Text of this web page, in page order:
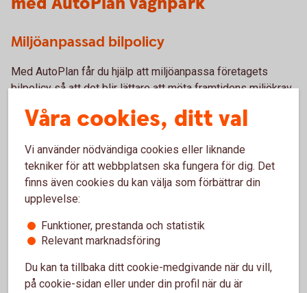
Miljöanpassad bilpolicy
Med AutoPlan får du hjälp att miljöanpassa företagets
bilpolicy så att det blir lättare att möta framtidens miljökrav.
för bullernivå och det faktiska koldioxidutsläppet.
För miljön
Våra cookies, ditt val
Vi använder nödvändiga cookies eller liknande
tekniker för att webbplatsen ska fungera för dig. Det
finns även cookies du kan välja som förbättrar din
upplevelse:
Funktioner, prestanda och statistik
Relevant marknadsföring
Du kan ta tillbaka ditt cookie-medgivande när du vill,
på cookie-sidan eller under din profil när du är